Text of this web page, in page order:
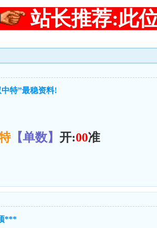
站长推荐:此
特”最稳资料!
【单数】开:00准
***